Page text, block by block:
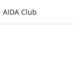
Club